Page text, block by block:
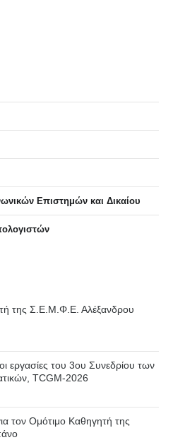
Επιστημών και Δικαίου
της Σ.Ε.Μ.Φ.Ε. Αλέξανδρου
εργασίες του 3ου Συνεδρίου των
TCGM-2026
τον Ομότιμο Καθηγητή της